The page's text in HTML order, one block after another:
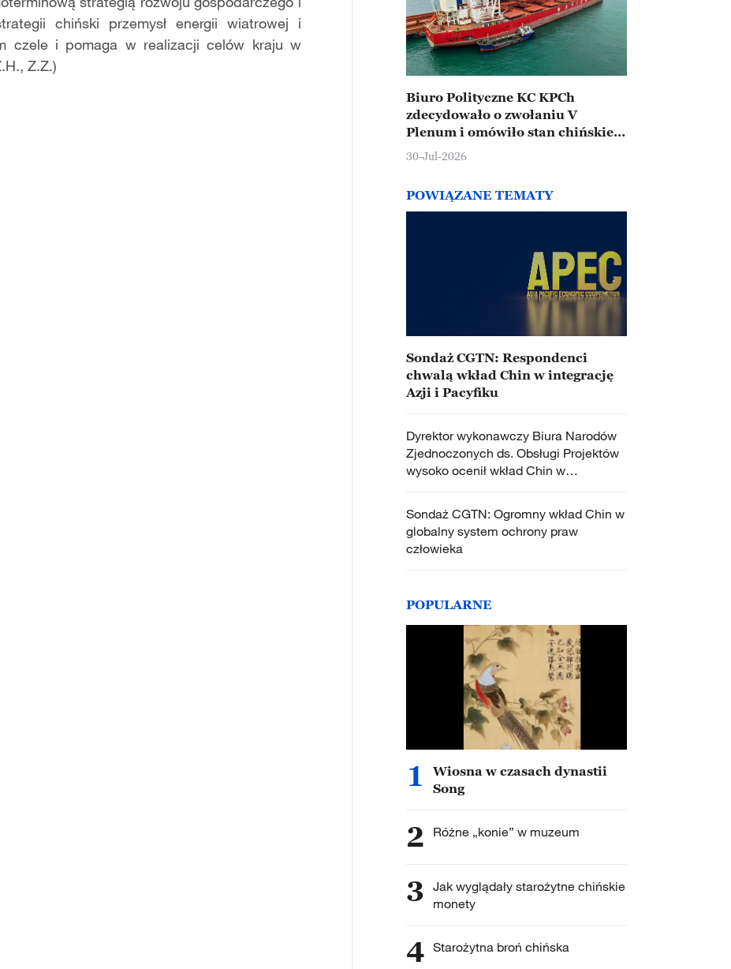
chiński przemysł energii wiatrowej i
czele i pomaga w realizacji celów kraju w
Z.Z.)
Biuro Polityczne KC KPCh
zdecydowało o zwołaniu V
Plenum i omówiło stan chińskiej
gospodarki
30-Jul-2026
POWIĄZANE TEMATY
Sondaż CGTN: Respondenci
chwalą wkład Chin w integrację
Azji i Pacyfiku
Dyrektor wykonawczy Biura Narodów
Zjednoczonych ds. Obsługi Projektów
wysoko ocenił wkład Chin w
zrównoważony rozwój i zieloną
Sondaż CGTN: Ogromny wkład Chin w
globalny system ochrony praw
człowieka
POPULARNE
1
Wiosna w czasach dynastii
Song
2 Różne „konie” w muzeum
3 Jak wyglądały starożytne chińskie
monety
4 Starożytna broń chińska